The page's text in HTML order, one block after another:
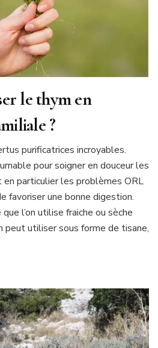
le thym en
?
purificatrices incroyables.
pour soigner en douceur les
en particulier les problèmes ORL
favoriser une bonne digestion.
l’on utilise fraiche ou sèche
peut utiliser sous forme de tisane,